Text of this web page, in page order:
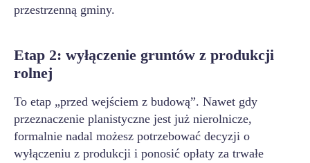
przestrzenną gminy.
Etap 2: wyłączenie gruntów z produkcji
rolnej
To etap „przed wejściem z budową”. Nawet gdy
przeznaczenie planistyczne jest już nierolnicze,
formalnie nadal możesz potrzebować decyzji o
wyłączeniu z produkcji i ponosić opłaty za trwałe